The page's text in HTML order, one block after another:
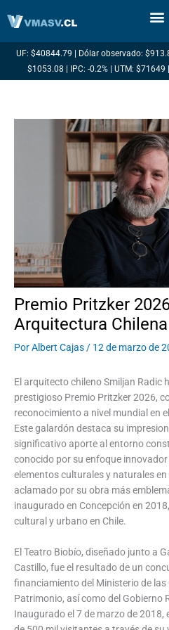
UF: $40844.79 | Dólar observado:
$1053.08 | IPC: -0.2% | UTM:
Premio Pritzker
Arquitectura Chilena
PorAlbert Cajas/ 12 de marzo de
El arquitecto chileno Smiljan Radic
prestigioso Premio Pritzker 2026,
reconocimiento a nivel mundial en
Este galardón destaca su
significativo aporte al entorno
conocido por su enfoque
elementos culturales y naturales
aclamado por su obra más
inaugurado en Concepción en
cultural y urbano en Chile.
El Teatro Biobío, diseñado junto a
Castillo, fue el resultado de un
financiamiento del Ministerio de las
Patrimonio, así como del Gobierno
Inaugurado el 7 de marzo de